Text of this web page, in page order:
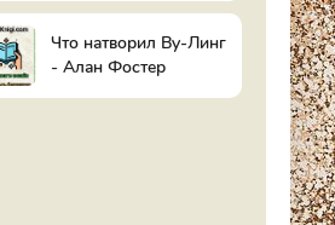
Что натворил Ву-Линг
- Алан Фостер